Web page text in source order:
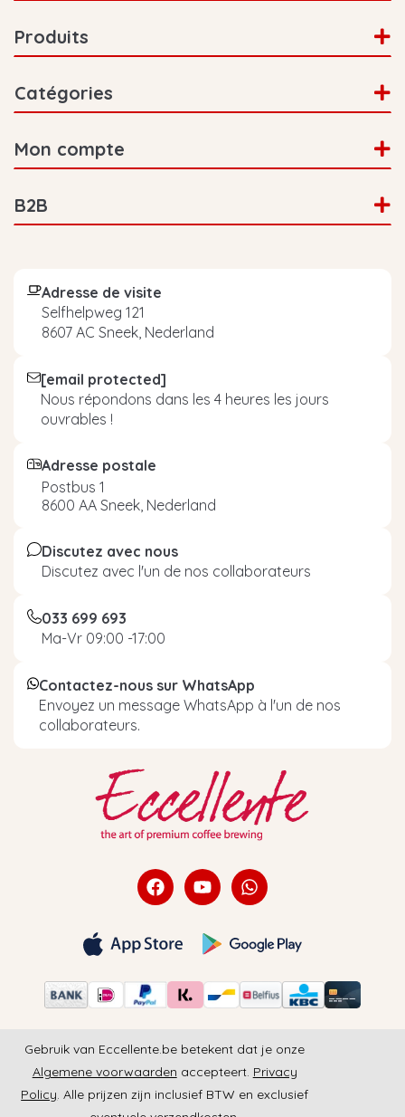
Produits
Catégories
Mon compte
B2B
Adresse de visite
Selfhelpweg 121
8607 AC Sneek, Nederland
[email protected]
Nous répondons dans les 4 heures les jours
ouvrables !
Adresse postale
Postbus 1
8600 AA Sneek, Nederland
Discutez avec nous
Discutez avec l'un de nos collaborateurs
033 699 693
Ma-Vr 09:00 -17:00
Contactez-nous sur WhatsApp
Envoyez un message WhatsApp à l'un de nos
collaborateurs.
Gebruik van Eccellente.be betekent dat je onze
Algemene voorwaarden accepteert. Privacy
Policy. Alle prijzen zijn inclusief BTW en exclusief